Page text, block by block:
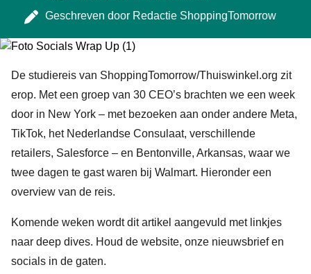
Geschreven door Redactie ShoppingTomorrow
De studiereis van ShoppingTomorrow/Thuiswinkel.org zit
erop. Met een groep van 30 CEO’s brachten we een week
door in New York – met bezoeken aan onder andere Meta,
TikTok, het Nederlandse Consulaat, verschillende
retailers, Salesforce ­­– en Bentonville, Arkansas, waar we
twee dagen te gast waren bij Walmart. Hieronder een
overview van de reis.
Komende weken wordt dit artikel aangevuld met linkjes
naar deep dives. Houd de website, onze nieuwsbrief en
socials in de gaten.